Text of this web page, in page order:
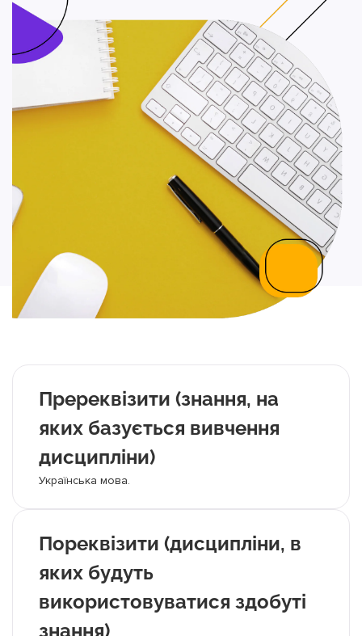
Пререквізити (знання, на
яких базується вивчення
дисципліни)
Українська мова.
Пореквізити (дисципліни, в
яких будуть
використовуватися здобуті
знання)